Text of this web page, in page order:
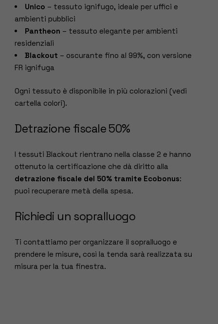
Unico – tessuto ignifugo, ideale per uffici e
ambienti pubblici
Pantheon – tessuto elegante per ambienti
residenziali
Blackout – oscurante fino al 99%, con versione
FR ignifuga
Ogni tessuto è disponibile in più colorazioni (vedi
cartella colori).
Detrazione fiscale 50%
I tessuti Blackout rientrano nella classe 2 e hanno
ottenuto la certificazione che dà diritto alla
detrazione fiscale del 50% tramite Ecobonus:
puoi recuperare metà della spesa.
Richiedi un sopralluogo
Ti contattiamo per organizzare il sopralluogo e
prendere le misure, così la tenda sarà realizzata su
misura per la tua finestra.